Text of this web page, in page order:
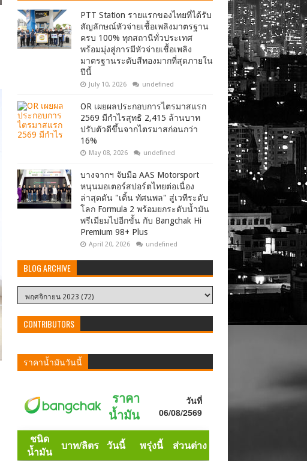
PTT Station รายแรกของไทยที่ได้รับ
สัญลักษณ์หัวจ่ายเชื้อเพลิงมาตรฐาน
ครบ 100% ทุกสถานีทั่วประเทศ
พร้อมมุ่งสู่การมีหัวจ่ายเชื้อเพลิง
มาตรฐานระดับสีทองมากที่สุดภายใน
ปีนี้
July 10, 2026 undefined
OR เผยผลประกอบการไตรมาสแรก
2569 มีกำไรสุทธิ 2,415 ล้านบาท
ปรับตัวดีขึ้นจากไตรมาสก่อนกว่า
16%
May 08, 2026 undefined
บางจากฯ จับมือ AAS Motorsport
หนุนมอเตอร์สปอร์ตไทยต่อเนื่อง
ล่าสุดดัน "เติ้น ทัศนพล" สู่เวทีระดับ
โลก Formula 2 พร้อมยกระดับน้ำมัน
พรีเมียมไปอีกขั้น กับ Bangchak Hi
Premium 98+ Plus
April 20, 2026 undefined
BLOG ARCHIVE
CONTRIBUTORS
ราคาน้ำมันวันนี้